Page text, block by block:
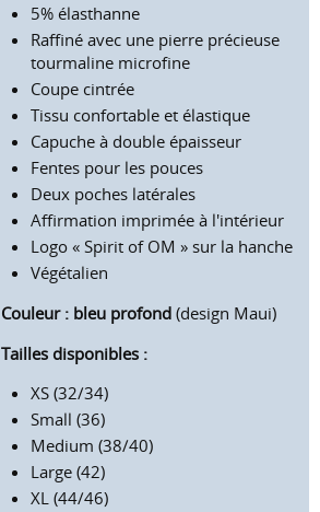
5% élasthanne
Raffiné avec une pierre précieuse
tourmaline microfine
Coupe cintrée
Tissu confortable et élastique
Capuche à double épaisseur
Fentes pour les pouces
Deux poches latérales
Affirmation imprimée à l'intérieur
Logo « Spirit of OM » sur la hanche
Végétalien
Couleur : bleu profond (design Maui)
Tailles disponibles :
XS (32/34)
Small (36)
Medium (38/40)
Large (42)
XL (44/46)